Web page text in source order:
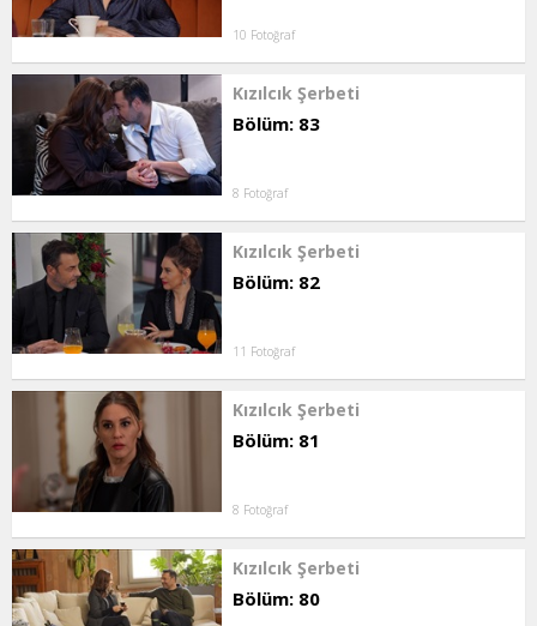
10 Fotoğraf
Kızılcık Şerbeti
Bölüm: 83
8 Fotoğraf
Kızılcık Şerbeti
Bölüm: 82
11 Fotoğraf
Kızılcık Şerbeti
Bölüm: 81
8 Fotoğraf
Kızılcık Şerbeti
Bölüm: 80